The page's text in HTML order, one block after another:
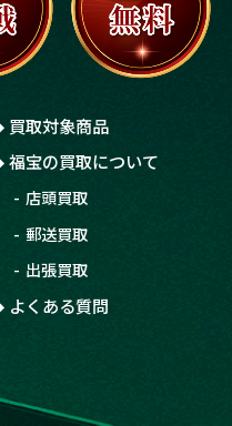
買取対象商品
福宝の買取について
店頭買取
郵送買取
出張買取
よくある質問